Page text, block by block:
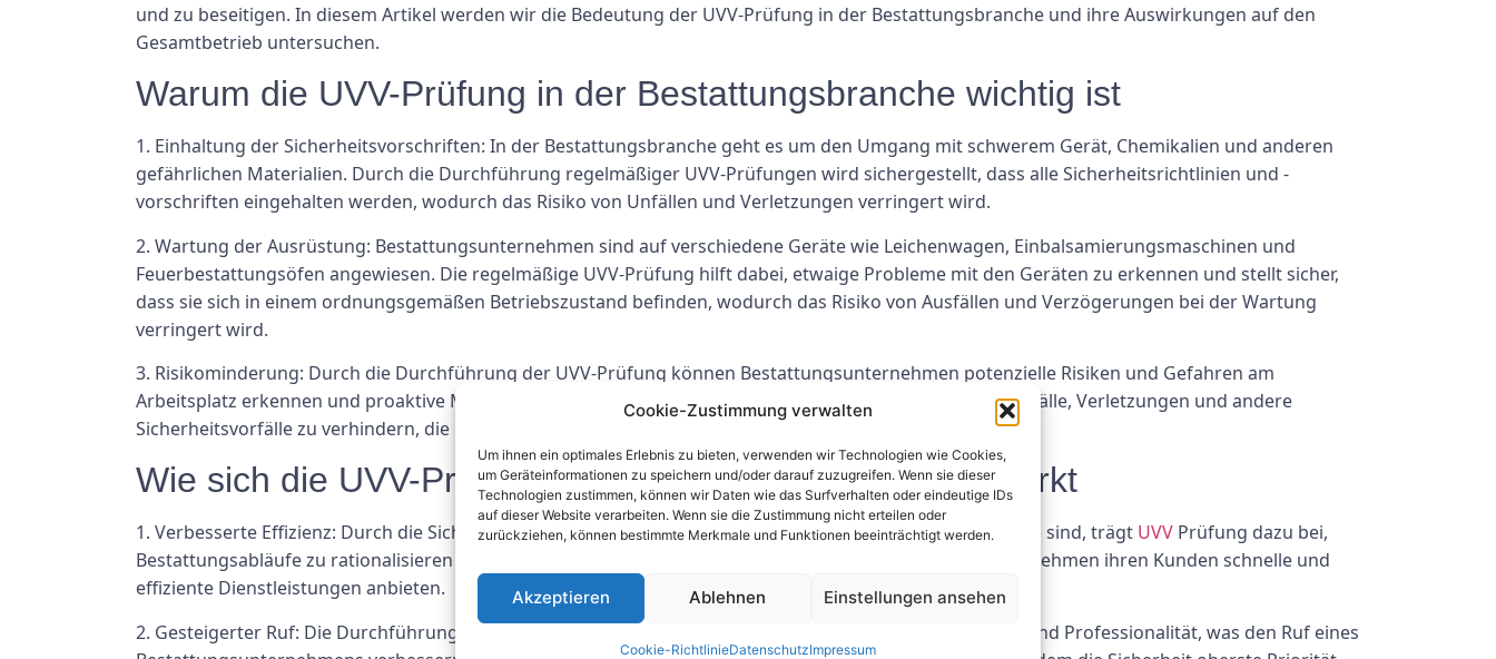
Cookie-Zustimmung verwalten
Um ihnen ein optimales Erlebnis zu bieten, verwenden wir Technologien wie Cookies,
um Geräteinformationen zu speichern und/oder darauf zuzugreifen. Wenn sie dieser
Technologien zustimmen, können wir Daten wie das Surfverhalten oder eindeutige IDs
auf dieser Website verarbeiten. Wenn sie die Zustimmung nicht erteilen oder
zurückziehen, können bestimmte Merkmale und Funktionen beeinträchtigt werden.
Akzeptieren Ablehnen Einstellungen ansehen
Cookie-RichtlinieDatenschutzImpressum
und zu beseitigen. In diesem Artikel werden wir die Bedeutung der UVV-Prüfung in der Bestattungsbranche und ihre Auswirkungen auf den
Gesamtbetrieb untersuchen.
Warum die UVV-Prüfung in der Bestattungsbranche wichtig ist
1. Einhaltung der Sicherheitsvorschriften: In der Bestattungsbranche geht es um den Umgang mit schwerem Gerät, Chemikalien und anderen
gefährlichen Materialien. Durch die Durchführung regelmäßiger UVV-Prüfungen wird sichergestellt, dass alle Sicherheitsrichtlinien und -
vorschriften eingehalten werden, wodurch das Risiko von Unfällen und Verletzungen verringert wird.
2. Wartung der Ausrüstung: Bestattungsunternehmen sind auf verschiedene Geräte wie Leichenwagen, Einbalsamierungsmaschinen und
Feuerbestattungsöfen angewiesen. Die regelmäßige UVV-Prüfung hilft dabei, etwaige Probleme mit den Geräten zu erkennen und stellt sicher,
dass sie sich in einem ordnungsgemäßen Betriebszustand befinden, wodurch das Risiko von Ausfällen und Verzögerungen bei der Wartung
verringert wird.
3. Risikominderung: Durch die Durchführung der UVV-Prüfung können Bestattungsunternehmen potenzielle Risiken und Gefahren am
Arbeitsplatz erkennen und proaktive Maßnahmen zu deren Bewältigung ergreifen. Dies trägt dazu bei, Unfälle, Verletzungen und andere
Sicherheitsvorfälle zu verhindern, die Mitarbeitern oder Kunden schaden könnten.
Wie sich die UVV-Prüfung auf Bestattungsbetriebe auswirkt
1. Verbesserte Effizienz: Durch die Sicherstellung, dass alle Geräte und Einrichtungen in optimalem Zustand sind, trägt UVV Prüfung dazu bei,
Bestattungsabläufe zu rationalisieren und Ausfallzeiten zu reduzieren. Dadurch können Bestattungsunternehmen ihren Kunden schnelle und
effiziente Dienstleistungen anbieten.
2. Gesteigerter Ruf: Die Durchführung regelmäßiger UVV-Prüfungen zeigt ein Engagement für Sicherheit und Professionalität, was den Ruf eines